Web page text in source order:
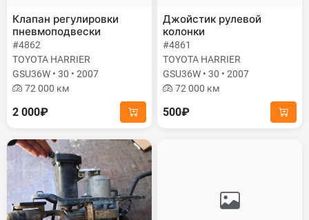
Клапан регулировки
пневмоподвески
#4862
TOYOTA HARRIER
GSU36W • 30 • 2007
72 000 км
2 000₽
Джойстик рулевой
колонки
#4861
TOYOTA HARRIER
GSU36W • 30 • 2007
72 000 км
500₽